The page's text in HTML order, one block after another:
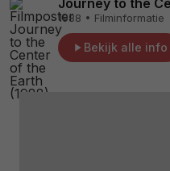
Journey to the
1988 • Filminformatie
Bekijk alle info